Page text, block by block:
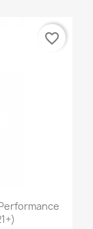
favorite_border